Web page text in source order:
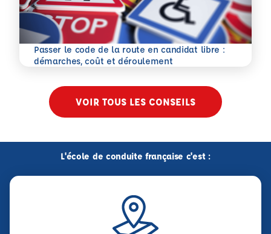
Passer le code de la route en candidat libre :
démarches, coût et déroulement
En savoir plus
VOIR TOUS LES CONSEILS
L'école de conduite française c'est :